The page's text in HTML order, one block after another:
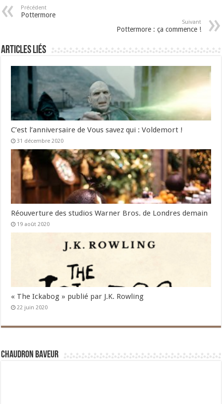
Précédent
Pottermore
Suivant
Pottermore : ça commence !
Articles liés
C’est l’anniversaire de Vous savez qui : Voldemort !
31 décembre 2020
Réouverture des studios Warner Bros. de Londres demain
19 août 2020
« The Ickabog » publié par J.K. Rowling
22 juin 2020
Chaudron Baveur